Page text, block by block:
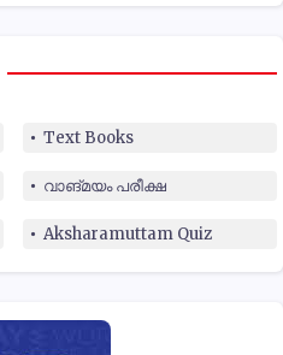
Text Books
വാങ്മയം പരീക്ഷ
Aksharamuttam Quiz